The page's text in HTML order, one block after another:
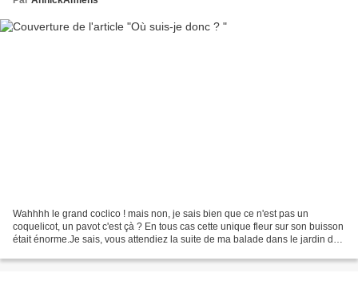
Wahhhh le grand coclico ! mais non, je sais bien que ce n'est pas un
coquelicot, un pavot c'est çà ? En tous cas cette unique fleur sur son buisson
était énorme.Je sais, vous attendiez la suite de ma balade dans le jardin de